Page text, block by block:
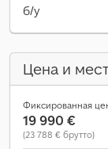
б/у
Цена и
Фиксированная
19 990 €
(23 788 € брутто)